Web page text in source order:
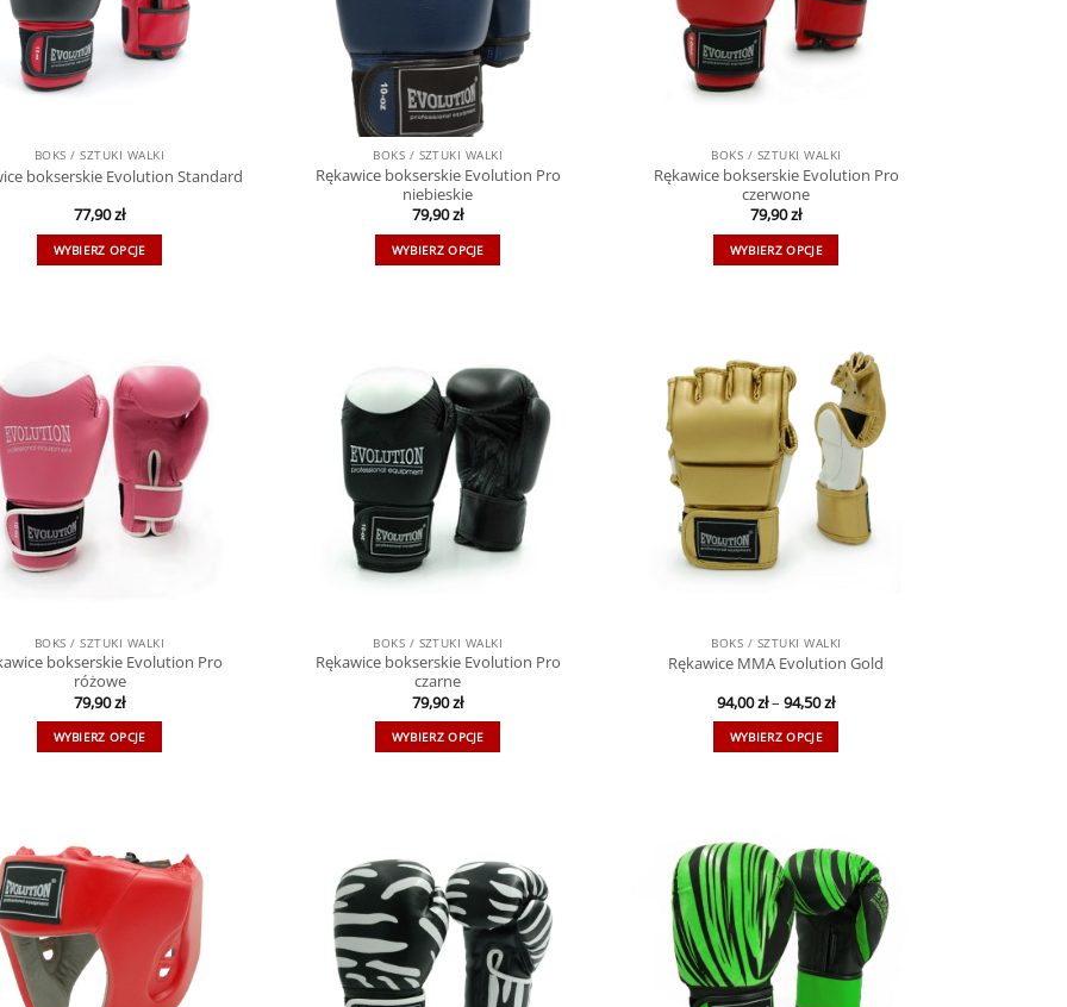
BOKS / SZTUKI WALKI
bokserskie Evolution Standard
77,90zł
WYBIERZ OPCJE
BOKS / SZTUKI WALKI
Rękawice bokserskie Evolution Pro
niebieskie
79,90zł
WYBIERZ OPCJE
BOKS / SZTUKI WALKI
Rękawice bokserskie Evolution Pro
czerwone
79,90zł
WYBIERZ OPCJE
BOKS / SZTUKI WALKI
bokserskie Evolution Pro
różowe
79,90zł
WYBIERZ OPCJE
BOKS / SZTUKI WALKI
Rękawice bokserskie Evolution Pro
czarne
79,90zł
WYBIERZ OPCJE
BOKS / SZTUKI WALKI
Rękawice MMA Evolution Gold
94,00zł–94,50zł
WYBIERZ OPCJE